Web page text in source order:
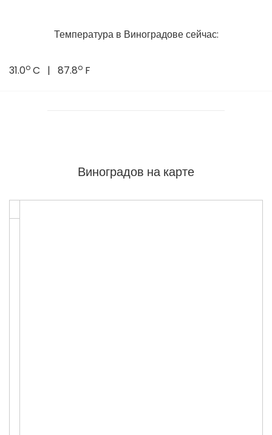
Температура в Виноградове сейчас:
31.0o C | 87.8o F
Виноградов на карте